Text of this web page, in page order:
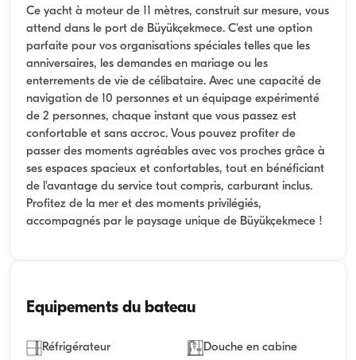
Ce yacht à moteur de 11 mètres, construit sur mesure, vous
attend dans le port de Büyükçekmece. C'est une option
parfaite pour vos organisations spéciales telles que les
anniversaires, les demandes en mariage ou les
enterrements de vie de célibataire. Avec une capacité de
navigation de 10 personnes et un équipage expérimenté
de 2 personnes, chaque instant que vous passez est
confortable et sans accroc. Vous pouvez profiter de
passer des moments agréables avec vos proches grâce à
ses espaces spacieux et confortables, tout en bénéficiant
de l'avantage du service tout compris, carburant inclus.
Profitez de la mer et des moments privilégiés,
accompagnés par le paysage unique de Büyükçekmece !
Equipements du bateau
Réfrigérateur Douche en cabine